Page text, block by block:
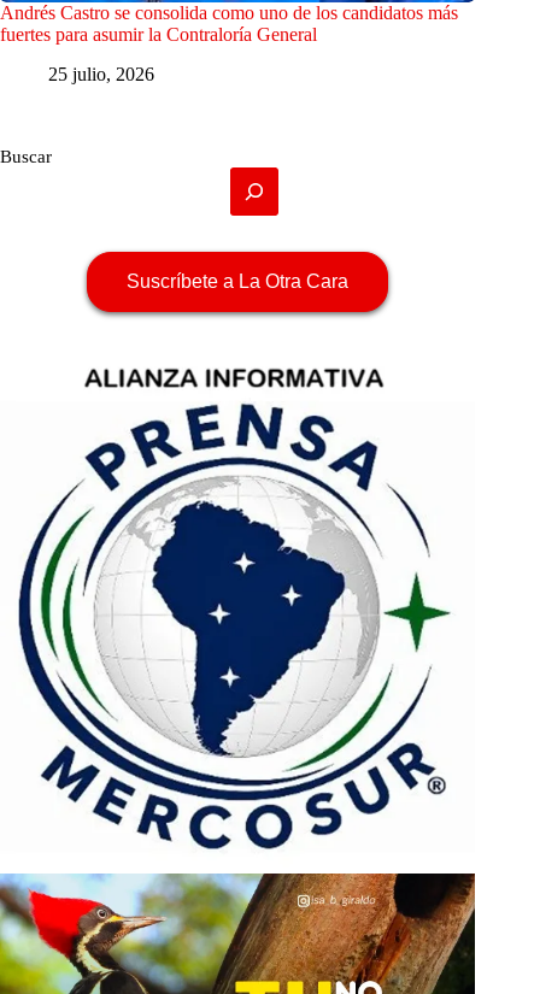
Andrés Castro se consolida como uno de los candidatos más
fuertes para asumir la Contraloría General
25 julio, 2026
Buscar
Suscríbete a La Otra Cara